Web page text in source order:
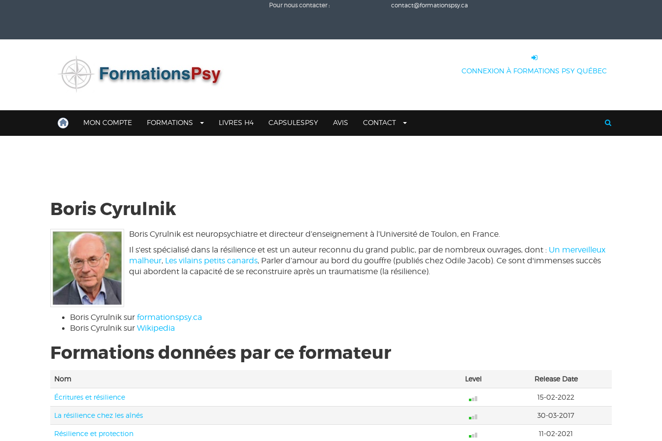
Pour nous contacter : contact@formationspsy.ca
CONNEXION À FORMATIONS PSY QUÉBEC
MON COMPTE FORMATIONS LIVRES H4 CAPSULESPSY AVIS CONTACT
Boris Cyrulnik
Boris Cyrulnik est neuropsychiatre et directeur d’enseignement à l’Université de Toulon, en France.
Il s'est spécialisé dans la résilience et est un auteur reconnu du grand public, par de nombreux ouvrages, dont : Un merveilleux
malheur, Les vilains petits canards, Parler d’amour au bord du gouffre (publiés chez Odile Jacob). Ce sont d'immenses succès
qui abordent la capacité de se reconstruire après un traumatisme (la résilience).
Boris Cyrulnik sur formationspsy.ca
Boris Cyrulnik sur Wikipedia
Formations données par ce formateur
Nom Level Release Date
Écritures et résilience 15-02-2022
La résilience chez les aînés 30-03-2017
Résilience et protection 11-02-2021